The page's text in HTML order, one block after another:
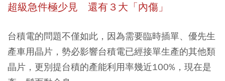
超級急件極少見 還有３大「內傷」
台積電的問題不僅如此，因為需要臨時插單、優先生
產車用晶片，勢必影響台積電已經接單生產的其他類
晶片，更別提台積的產能利用率幾近100%，現在是